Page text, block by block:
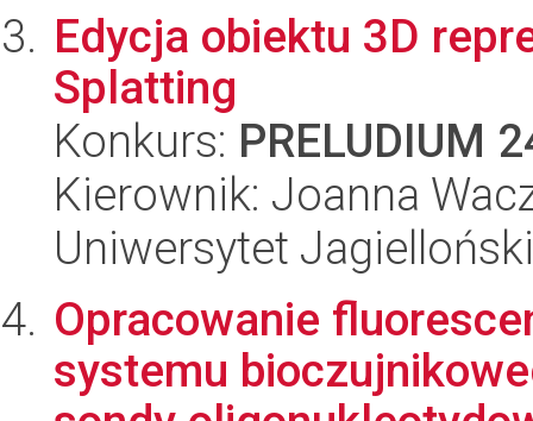
Edycja obiektu 3D
Splatting
Konkurs: PRELUDIUM
Kierownik: Joanna
Uniwersytet Jagielloński
Opracowanie
systemu